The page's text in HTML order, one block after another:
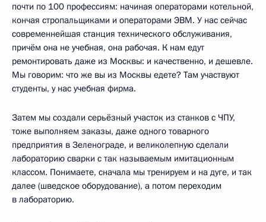
почти по 100 профессиям: начиная операторами котельной,
кончая стропальщиками и операторами ЭВМ. У нас сейчас
современнейшая станция технического обслуживания,
причём она не учебная, она рабочая. К нам едут
ремонтировать даже из Москвы: и качественно, и дешевле.
Мы говорим: что же вы из Москвы едете? Там участвуют
студенты, у нас учебная фирма.
Затем мы создали серьёзный участок из станков с ЧПУ,
тоже выполняем заказы, даже одного товарного
предприятия в Зеленограде, и великолепную сделали
лабораторию сварки с так называемым имитационным
классом. Понимаете, сначала мы тренируем и на дуге, и так
далее (шведское оборудование), а потом переходим
в лабораторию.